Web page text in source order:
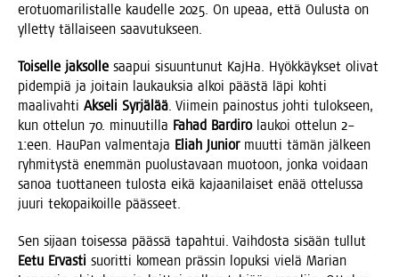
ero­tuo­ma­ri­lis­tal­le kau­del­le 2025. On upe­aa, että Oulus­ta on
yllet­ty täl­lai­seen saavutukseen.
Toi­sel­le jak­sol­le saa­pui sisuun­tu­nut Kaj­Ha. Hyök­käyk­set oli­vat
pidem­piä ja joi­tain lau­kauk­sia alkoi pääs­tä läpi koh­ti
maa­li­vah­ti Akse­li Syr­jä­lää. Vii­mein pai­nos­tus joh­ti tulok­seen,
kun otte­lun 70. minuu­til­la Fahad Bar­di­rolau­koi otte­lun 2–
1:een. Hau­Pan val­men­ta­ja Eliah Juniormuut­ti tämän jäl­keen
ryh­mi­tys­tä enem­män puo­lus­ta­vaan muo­toon, jon­ka voi­daan
sanoa tuot­ta­neen tulos­ta eikä kajaa­ni­lai­set enää otte­lus­sa
juu­ri teko­pai­koil­le päässeet.
Sen sijaan toi­ses­sa pääs­sä tapah­tui. Vaih­dos­ta sisään tul­lut
Eetu Ervas­ti suo­rit­ti komean präs­sin lopuk­si vie­lä Marian